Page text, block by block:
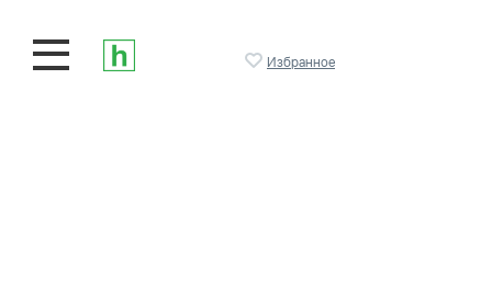
Избранное